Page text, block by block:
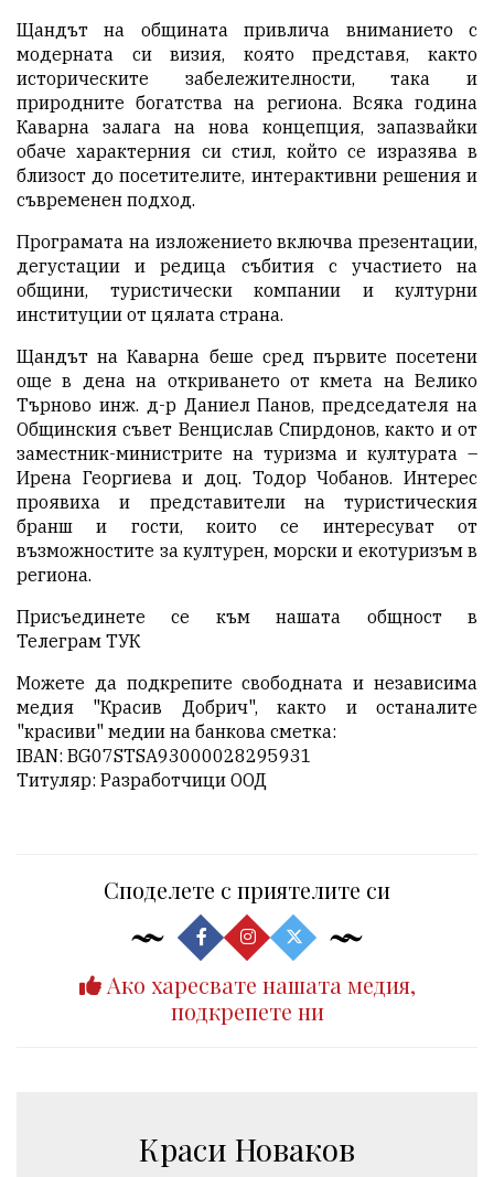
Щандът на общината привлича вниманието с
модерната си визия, която представя, както
историческите забележителности, така и
природните богатства на региона. Всяка година
Каварна залага на нова концепция, запазвайки
обаче характерния си стил, който се изразява в
близост до посетителите, интерактивни решения и
съвременен подход.
Програмата на изложението включва презентации,
дегустации и редица събития с участието на
общини, туристически компании и културни
институции от цялата страна.
Щандът на Каварна беше сред първите посетени
още в дена на откриването от кмета на Велико
Търново инж. д-р Даниел Панов, председателя на
Общинския съвет Венцислав Спирдонов, както и от
заместник-министрите на туризма и културата –
Ирена Георгиева и доц. Тодор Чобанов. Интерес
проявиха и представители на туристическия
бранш и гости, които се интересуват от
възможностите за културен, морски и екотуризъм в
региона.
Присъединете се към нашата общност в
Телеграм ТУК
Можете да подкрепите свободната и независима
медия "Красив Добрич", както и останалите
"красиви" медии на банкова сметка:
IBAN: BG07STSA93000028295931
Титуляр: Разработчици ООД
Споделете с приятелите си
Ако харесвате нашата медия,
подкрепете ни
Краси Новаков